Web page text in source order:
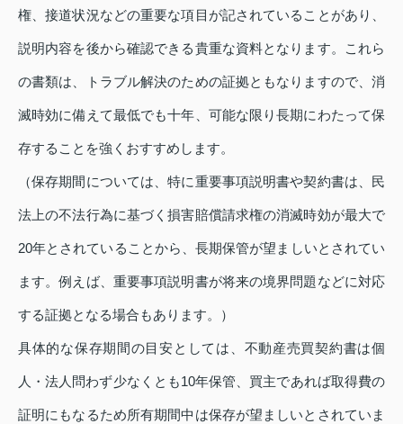
権、接道状況などの重要な項目が記されていることがあり、
説明内容を後から確認できる貴重な資料となります。これら
の書類は、トラブル解決のための証拠ともなりますので、消
滅時効に備えて最低でも十年、可能な限り長期にわたって保
存することを強くおすすめします。
（保存期間については、特に重要事項説明書や契約書は、民
法上の不法行為に基づく損害賠償請求権の消滅時効が最大で
20年とされていることから、長期保管が望ましいとされてい
ます。例えば、重要事項説明書が将来の境界問題などに対応
する証拠となる場合もあります。）
具体的な保存期間の目安としては、不動産売買契約書は個
人・法人問わず少なくとも10年保管、買主であれば取得費の
証明にもなるため所有期間中は保存が望ましいとされていま